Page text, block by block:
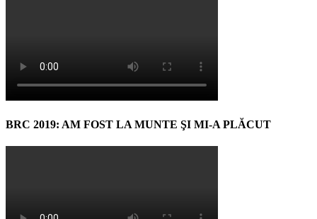
BRC 2019: AM FOST LA MUNTE ŞI MI-A PLĂCUT